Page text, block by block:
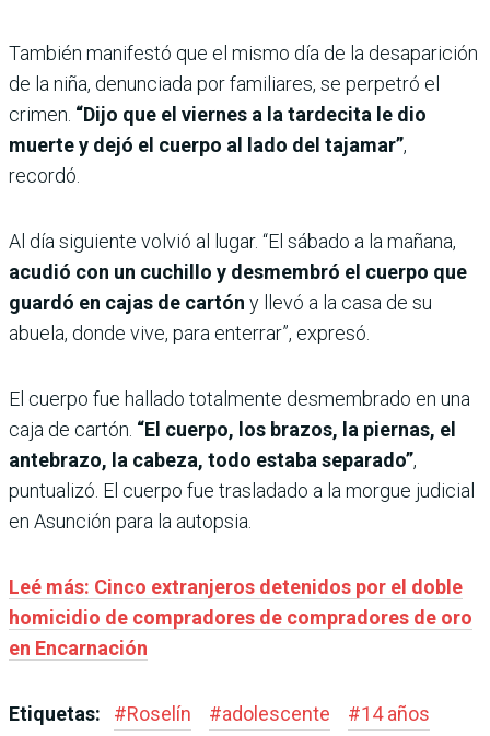
También manifestó que el mismo día de la desaparición
de la niña, denunciada por familiares, se perpetró el
crimen. “Dijo que el viernes a la tardecita le dio
muerte y dejó el cuerpo al lado del tajamar”,
recordó.
Al día siguiente volvió al lugar. “El sábado a la mañana,
acudió con un cuchillo y desmembró el cuerpo que
guardó en cajas de cartón y llevó a la casa de su
abuela, donde vive, para enterrar”, expresó.
El cuerpo fue hallado totalmente desmembrado en una
caja de cartón. “El cuerpo, los brazos, la piernas, el
antebrazo, la cabeza, todo estaba separado”,
puntualizó. El cuerpo fue trasladado a la morgue judicial
en Asunción para la autopsia.
Leé más: Cinco extranjeros detenidos por el doble
homicidio de compradores de compradores de oro
en Encarnación
Etiquetas: #Roselín #adolescente #14 años